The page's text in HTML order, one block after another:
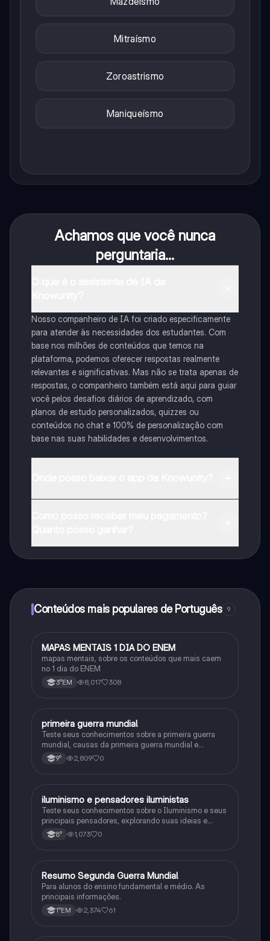
Mitraísmo
Zoroastrismo
Maniqueísmo
Achamos que você nunca
perguntaria...
Nosso companheiro de IA foi criado especificamente
para atender às necessidades dos estudantes. Com
base nos milhões de conteúdos que temos na
plataforma, podemos oferecer respostas realmente
relevantes e significativas. Mas não se trata apenas de
respostas, o companheiro também está aqui para guiar
você pelos desafios diários de aprendizado, com
planos de estudo personalizados, quizzes ou
conteúdos no chat e 100% de personalização com
base nas suas habilidades e desenvolvimentos.
Conteúdos mais populares de Português 9
Português
MAPAS MENTAIS 1 DIA DO ENEM
mapas mentais, sobre os conteúdos que mais caem
no 1 dia do ENEM
3°EM 8,017 308
História
primeira guerra mundial
Teste seus conhecimentos sobre a primeira guerra
mundial, causas da primeira guerra mundial e
consequências da Primeira Guerra Mundial, fases da
primeira guerra mundial
9° 2,809 0
História
iluminismo e pensadores iluministas
Teste seus conhecimentos sobre o Iluminismo e seus
principais pensadores, explorando suas ideias e
impacto histórico.
8° 1,073 0
História
Resumo Segunda Guerra Mundial
Para alunos do ensino fundamental e médio. As
principais informações.
1°EM 2,374 61